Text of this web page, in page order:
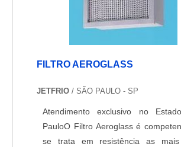
FILTRO AEROGLASS
JETFRIO / SÃO PAULO - SP
Atendimento exclusivo no
PauloO Filtro Aeroglass é
se trata em resistência as mais